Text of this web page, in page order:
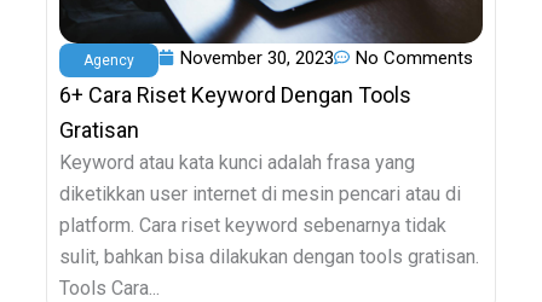
Agency November 30, 2023 No Comments
6+ Cara Riset Keyword Dengan Tools
Gratisan
Keyword atau kata kunci adalah frasa yang
diketikkan user internet di mesin pencari atau di
platform. Cara riset keyword sebenarnya tidak
sulit, bahkan bisa dilakukan dengan tools gratisan.
Tools Cara...